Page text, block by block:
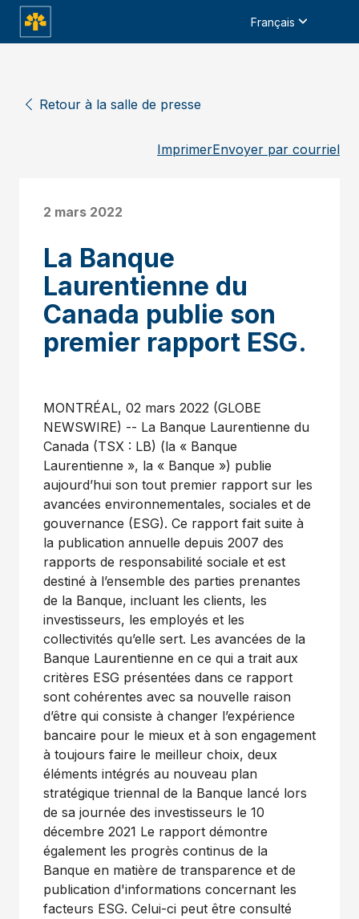
Français
Retour à la salle de presse
ImprimerEnvoyer par courriel
2 mars 2022
La Banque
Laurentienne du
Canada publie son
premier rapport ESG.
MONTRÉAL, 02 mars 2022 (GLOBE
NEWSWIRE) -- La Banque Laurentienne du
Canada (TSX : LB) (la « Banque
Laurentienne », la « Banque ») publie
aujourd’hui son tout premier rapport sur les
avancées environnementales, sociales et de
gouvernance (ESG). Ce rapport fait suite à
la publication annuelle depuis 2007 des
rapports de responsabilité sociale et est
destiné à l’ensemble des parties prenantes
de la Banque, incluant les clients, les
investisseurs, les employés et les
collectivités qu’elle sert. Les avancées de la
Banque Laurentienne en ce qui a trait aux
critères ESG présentées dans ce rapport
sont cohérentes avec sa nouvelle raison
d’être qui consiste à changer l’expérience
bancaire pour le mieux et à son engagement
à toujours faire le meilleur choix, deux
éléments intégrés au nouveau plan
stratégique triennal de la Banque lancé lors
de sa journée des investisseurs le 10
décembre 2021 Le rapport démontre
également les progrès continus de la
Banque en matière de transparence et de
publication d'informations concernant les
facteurs ESG. Celui-ci peut être consulté